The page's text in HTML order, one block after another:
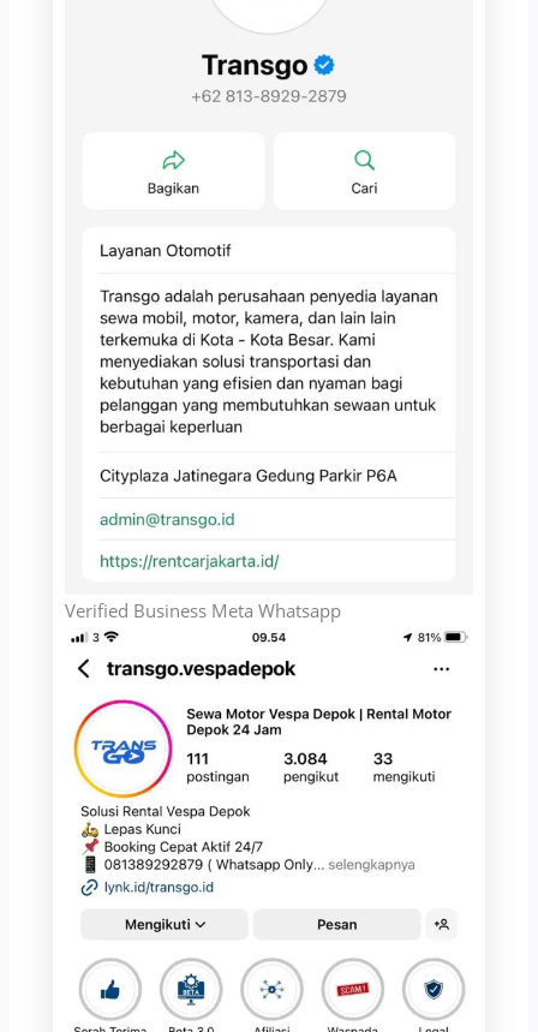
Verified Business Meta Whatsapp